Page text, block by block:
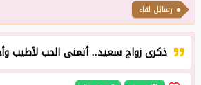
رسائل لقاء
ذكرى زواج سعيد.. أتمنى الحب لأطيب